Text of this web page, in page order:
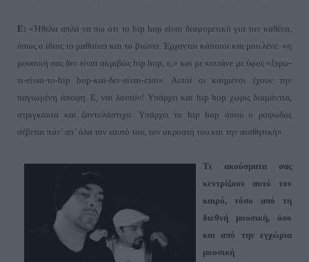
Ε: «Ήθελα απλά να πω ότι το hip hop είναι διαφορετικό για τον καθένα,
όπως ο ίδιος το μαθαίνει και το βιώνει. Έρχονται κάποιοι και μου λένε: «η
μουσική σας δεν είναι ακριβώς hip hop , ε;» και με κοιτάνε με ύφος «ξερω-
τι-είναι-το-hip hop-και-δεν-είναι-έτσι ». Αυτοί οι καημένοι έχουν την
παγιωμένη άποψη. Ε, ναι λοιπόν! Υπάρχει και hip hop χωρις διαμάντια,
στριγκάκια και ζαντολάστιχα. Υπάρχει το hip hop όπου ο ραψωδος
σέβεται πάν’ απ’ όλα τον εαυτό του, τον ακροατή του και την αισθητική».
Τι ακούσματα σας
κεντρίζουν αυτό τον
καιρό, τόσο από τη
διεθνή μουσική, όσο
και από την εγχώρια
μουσική